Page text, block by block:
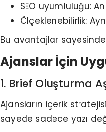
SEO uyumluluğu:
Ölçeklenebilirlik:
Bu avantajlar
Ajanslar İçin
1. Brief Oluşturma
Ajansların içerik
sayede sadece yazı